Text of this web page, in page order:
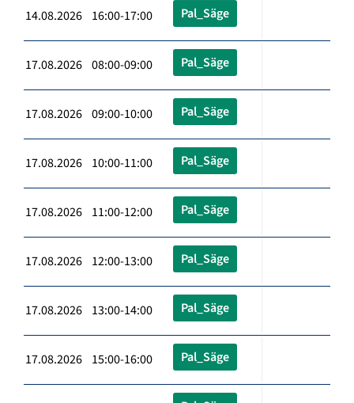
14.08.2026 16:00-17:00 Pal_Säge
17.08.2026 08:00-09:00 Pal_Säge
17.08.2026 09:00-10:00 Pal_Säge
17.08.2026 10:00-11:00 Pal_Säge
17.08.2026 11:00-12:00 Pal_Säge
17.08.2026 12:00-13:00 Pal_Säge
17.08.2026 13:00-14:00 Pal_Säge
17.08.2026 15:00-16:00 Pal_Säge